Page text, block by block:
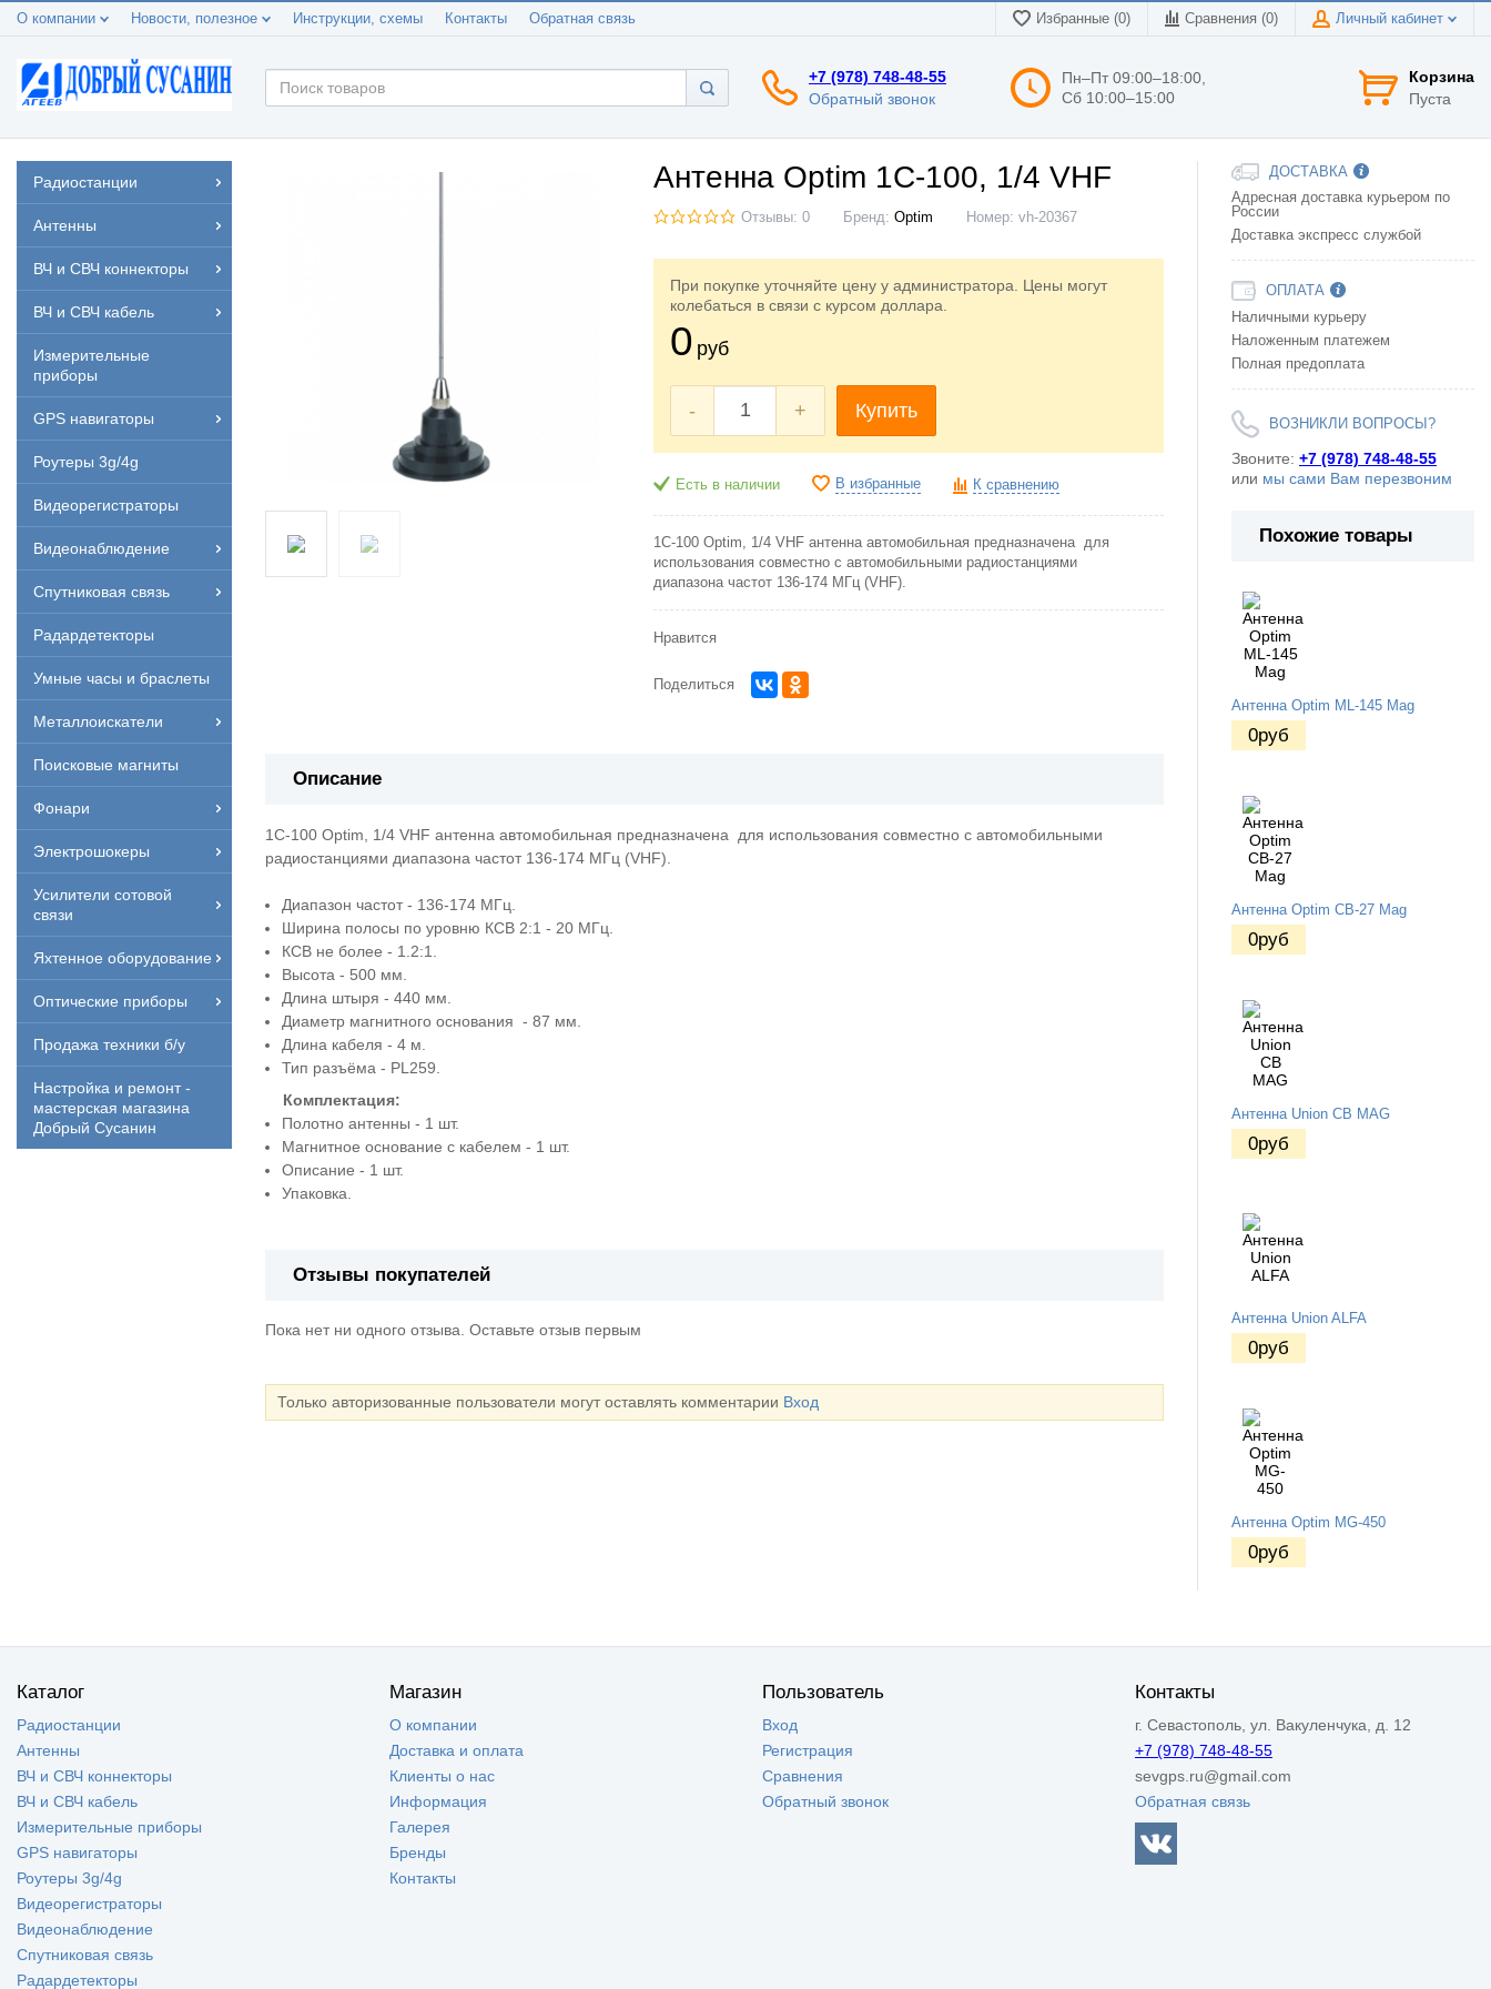
О компании Новости, полезное Инструкции, схемы Контакты Обратная связь Избранные (0) Сравнения (0) Личный кабинет
+7 (978) 748-48-55
Обратный звонок
Пн–Пт 09:00–18:00,
Сб 10:00–15:00
Корзина
Пуста
Радиостанции
Антенны
ВЧ и СВЧ коннекторы
ВЧ и СВЧ кабель
Измерительные
приборы
GPS навигаторы
Роутеры 3g/4g
Видеорегистраторы
Видеонаблюдение
Спутниковая связь
Радардетекторы
Умные часы и браслеты
Металлоискатели
Поисковые магниты
Фонари
Электрошокеры
Усилители сотовой
связи
Яхтенное оборудование
Оптические приборы
Продажа техники б/у
Настройка и ремонт -
мастерская магазина
Добрый Сусанин
Антенна Optim 1C-100, 1/4 VHF
Отзывы: 0 Бренд: Optim Номер: vh-20367
При покупке уточняйте цену у администратора. Цены могут
колебаться в связи с курсом доллара.
0 руб
- + Купить
Есть в наличии В избранные К сравнению
1C-100 Optim, 1/4 VHF антенна автомобильная предназначена для
использования совместно с автомобильными радиостанциями
диапазона частот 136-174 МГц (VHF).
Нравится
Поделиться
Описание
1C-100 Optim, 1/4 VHF антенна автомобильная предназначена для использования совместно с автомобильными
радиостанциями диапазона частот 136-174 МГц (VHF).
Диапазон частот - 136-174 МГц.
Ширина полосы по уровню КСВ 2:1 - 20 МГц.
КСВ не более - 1.2:1.
Высота - 500 мм.
Длина штыря - 440 мм.
Диаметр магнитного основания - 87 мм.
Длина кабеля - 4 м.
Тип разъёма - PL259.
Комплектация:
Полотно антенны - 1 шт.
Магнитное основание с кабелем - 1 шт.
Описание - 1 шт.
Упаковка.
Отзывы покупателей
Пока нет ни одного отзыва. Оставьте отзыв первым
Только авторизованные пользователи могут оставлять комментарии Вход
ДОСТАВКА
Адресная доставка курьером по
России
Доставка экспресс службой
ОПЛАТА
Наличными курьеру
Наложенным платежем
Полная предоплата
ВОЗНИКЛИ ВОПРОСЫ?
Звоните: +7 (978) 748-48-55
или мы сами Вам перезвоним
Похожие товары
Антенна Optim ML-145 Mag
0руб
Антенна Optim CB-27 Mag
0руб
Антенна Union CB MAG
0руб
Антенна Union ALFA
0руб
Антенна Optim MG-450
0руб
Каталог
Радиостанции
Антенны
ВЧ и СВЧ коннекторы
ВЧ и СВЧ кабель
Измерительные приборы
GPS навигаторы
Роутеры 3g/4g
Видеорегистраторы
Видеонаблюдение
Спутниковая связь
Радардетекторы
Магазин
О компании
Доставка и оплата
Клиенты о нас
Информация
Галерея
Бренды
Контакты
Пользователь
Вход
Регистрация
Сравнения
Обратный звонок
Контакты
г. Севастополь, ул. Вакуленчука, д. 12
+7 (978) 748-48-55
sevgps.ru@gmail.com
Обратная связь